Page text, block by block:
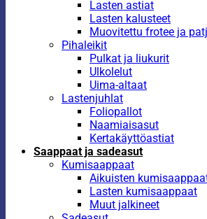
Lasten astiat
Lasten kalusteet
Muovitettu frotee ja
Pihaleikit
Pulkat ja liukurit
Ulkolelut
Uima-altaat
Lastenjuhlat
Foliopallot
Naamiaisasut
Kertakäyttöastiat
Saappaat ja sadeasut
Kumisaappaat
Aikuisten
Lasten kumisaappaat
Muut jalkineet